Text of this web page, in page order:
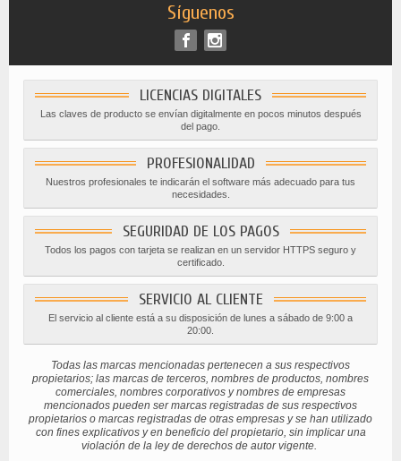
Síguenos
LICENCIAS DIGITALES
Las claves de producto se envían digitalmente en pocos minutos después
del pago.
PROFESIONALIDAD
Nuestros profesionales te indicarán el software más adecuado para tus
necesidades.
SEGURIDAD DE LOS PAGOS
Todos los pagos con tarjeta se realizan en un servidor HTTPS seguro y
certificado.
SERVICIO AL CLIENTE
El servicio al cliente está a su disposición de lunes a sábado de 9:00 a
20:00.
Todas las marcas mencionadas pertenecen a sus respectivos
propietarios; las marcas de terceros, nombres de productos, nombres
comerciales, nombres corporativos y nombres de empresas
mencionados pueden ser marcas registradas de sus respectivos
propietarios o marcas registradas de otras empresas y se han utilizado
con fines explicativos y en beneficio del propietario, sin implicar una
violación de la ley de derechos de autor vigente.